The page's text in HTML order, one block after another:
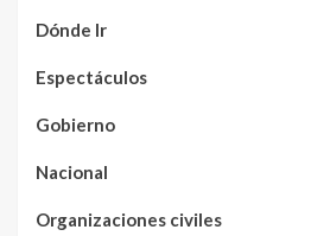
Dónde Ir
Espectáculos
Gobierno
Nacional
Organizaciones civiles